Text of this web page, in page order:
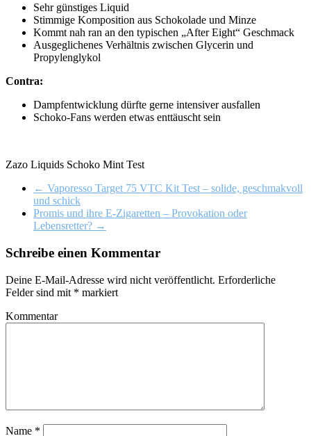
Sehr günstiges Liquid
Stimmige Komposition aus Schokolade und Minze
Kommt nah ran an den typischen „After Eight“ Geschmack
Ausgeglichenes Verhältnis zwischen Glycerin und
Propylenglykol
Contra:
Dampfentwicklung dürfte gerne intensiver ausfallen
Schoko-Fans werden etwas enttäuscht sein
Zazo Liquids Schoko Mint Test
← Vaporesso Target 75 VTC Kit Test – solide, geschmakvoll
und schick
Promis und ihre E-Zigaretten – Provokation oder
Lebensretter? →
Schreibe einen Kommentar
Deine E-Mail-Adresse wird nicht veröffentlicht. Erforderliche
Felder sind mit * markiert
Kommentar
Name *